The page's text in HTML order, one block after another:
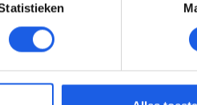
op je scherm, zelfs in fel